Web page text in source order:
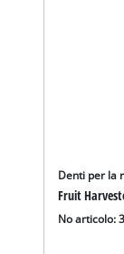
Denti per la
Fruit
No articolo: